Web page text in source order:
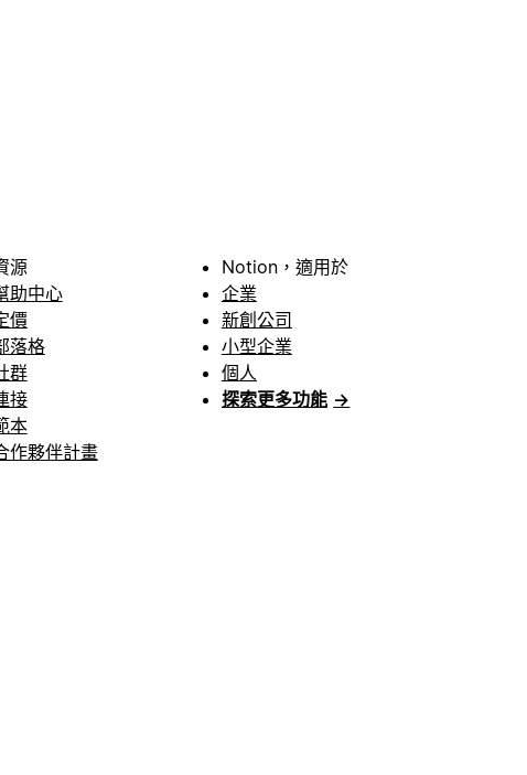
源
助中心
價
落格
群
接
本
作夥伴計畫
Notion，適用於
企業
新創公司
小型企業
個人
探索更多功能 →